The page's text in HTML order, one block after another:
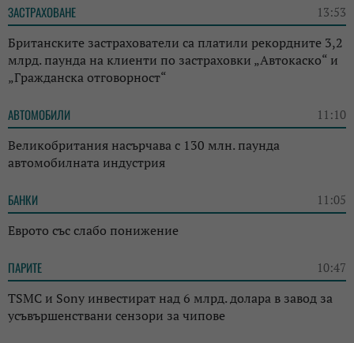
ЗАСТРАХОВАНЕ 13:53
Британските застрахователи са платили рекордните 3,2
млрд. паунда на клиенти по застраховки „Автокаско“ и
„Гражданска отговорност“
АВТОМОБИЛИ 11:10
Великобритания насърчава с 130 млн. паунда
автомобилната индустрия
БАНКИ 11:05
Еврото със слабо понижение
ПАРИТЕ 10:47
TSMC и Sony инвестират над 6 млрд. долара в завод за
усъвършенствани сензори за чипове